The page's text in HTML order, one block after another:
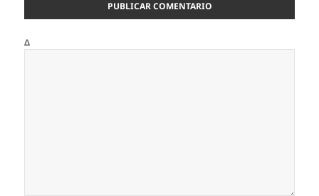
Δ